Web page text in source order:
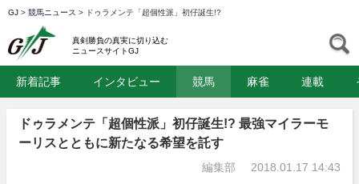
GJ > 競馬ニュース > ドゥラメンテ「超個性派」初仔誕生!?
真剣勝負の真実に切り込む
ニュースサイトGJ
新着記事 インタビュー 競馬 麻雀 連載
ドゥラメンテ「超個性派」初仔誕生!? 最強マイラーモ
ーリスとともに新たなる希望を託す
編集部 2018.01.17 14:43